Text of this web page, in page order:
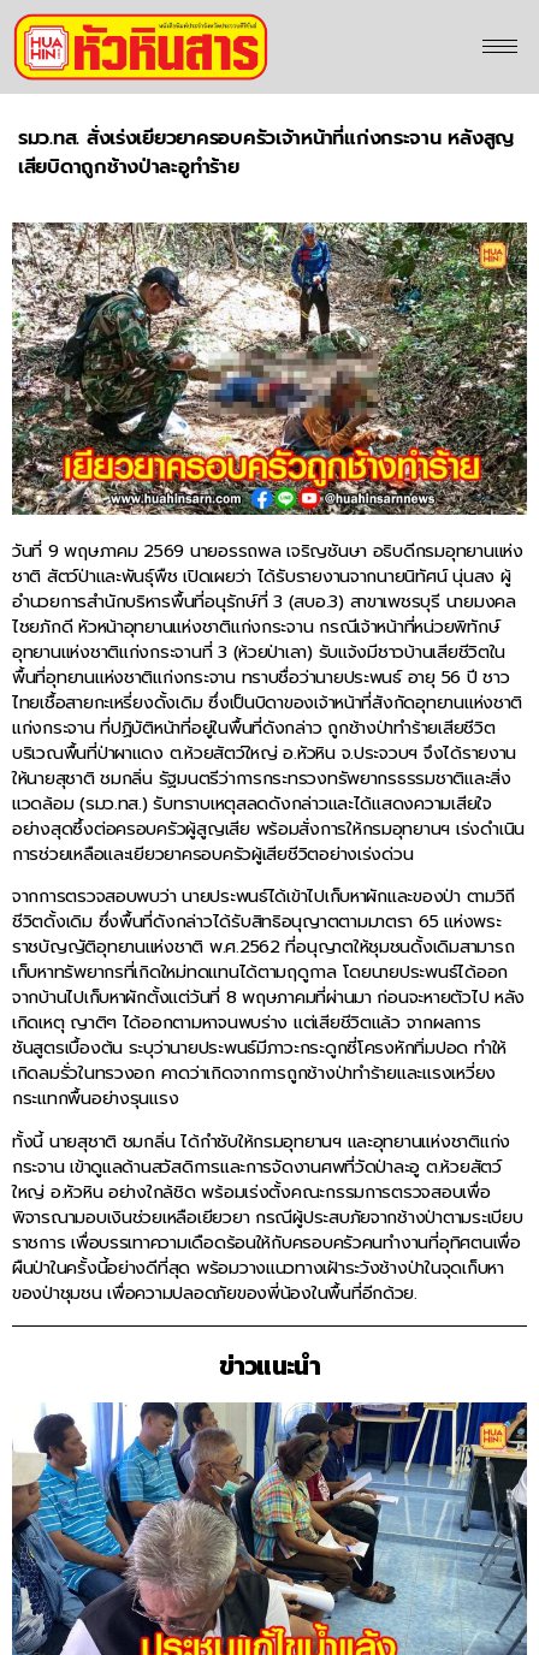
รมว.ทส. สั่งเร่งเยียวยาครอบครัวเจ้าหน้าที่แก่งกระจาน หลังสูญ
เสียบิดาถูกช้างป่าละอูทำร้าย
วันที่ 9 พฤษภาคม 2569 นายอรรถพล เจริญชันษา อธิบดีกรมอุทยานแห่ง
ชาติ สัตว์ป่าและพันธุ์พืช เปิดเผยว่า ได้รับรายงานจากนายนิทัศน์ นุ่นสง ผู้
อำนวยการสำนักบริหารพื้นที่อนุรักษ์ที่ 3 (สบอ.3) สาขาเพชรบุรี นายมงคล
ไชยภักดี หัวหน้าอุทยานแห่งชาติแก่งกระจาน กรณีเจ้าหน้าที่หน่วยพิทักษ์
อุทยานแห่งชาติแก่งกระจานที่ 3 (ห้วยป่าเลา) รับแจ้งมีชาวบ้านเสียชีวิตใน
พื้นที่อุทยานแห่งชาติแก่งกระจาน ทราบชื่อว่านายประพนธ์ อายุ 56 ปี ชาว
ไทยเชื้อสายกะเหรี่ยงดั้งเดิม ซึ่งเป็นบิดาของเจ้าหน้าที่สังกัดอุทยานแห่งชาติ
แก่งกระจาน ที่ปฏิบัติหน้าที่อยู่ในพื้นที่ดังกล่าว ถูกช้างป่าทำร้ายเสียชีวิต
บริเวณพื้นที่ป่าผาแดง ต.ห้วยสัตว์ใหญ่ อ.หัวหิน จ.ประจวบฯ จึงได้รายงาน
ให้นายสุชาติ ชมกลิ่น รัฐมนตรีว่าการกระทรวงทรัพยากรธรรมชาติและสิ่ง
แวดล้อม (รมว.ทส.) รับทราบเหตุสลดดังกล่าวและได้แสดงความเสียใจ
อย่างสุดซึ้งต่อครอบครัวผู้สูญเสีย พร้อมสั่งการให้กรมอุทยานฯ เร่งดำเนิน
การช่วยเหลือและเยียวยาครอบครัวผู้เสียชีวิตอย่างเร่งด่วน
จากการตรวจสอบพบว่า นายประพนธ์ได้เข้าไปเก็บหาผักและของป่า ตามวิถี
ชีวิตดั้งเดิม ซึ่งพื้นที่ดังกล่าวได้รับสิทธิอนุญาตตามมาตรา 65 แห่งพระ
ราชบัญญัติอุทยานแห่งชาติ พ.ศ.2562 ที่อนุญาตให้ชุมชนดั้งเดิมสามารถ
เก็บหาทรัพยากรที่เกิดใหม่ทดแทนได้ตามฤดูกาล โดยนายประพนธ์ได้ออก
จากบ้านไปเก็บหาผักตั้งแต่วันที่ 8 พฤษภาคมที่ผ่านมา ก่อนจะหายตัวไป หลัง
เกิดเหตุ ญาติๆ ได้ออกตามหาจนพบร่าง แต่เสียชีวิตแล้ว จากผลการ
ชันสูตรเบื้องต้น ระบุว่านายประพนธ์มีภาวะกระดูกซี่โครงหักทิ่มปอด ทำให้
เกิดลมรั่วในทรวงอก คาดว่าเกิดจากการถูกช้างป่าทำร้ายและแรงเหวี่ยง
กระแทกพื้นอย่างรุนแรง
ทั้งนี้ นายสุชาติ ชมกลิ่น ได้กำชับให้กรมอุทยานฯ และอุทยานแห่งชาติแก่ง
กระจาน เข้าดูแลด้านสวัสดิการและการจัดงานศพที่วัดป่าละอู ต.ห้วยสัตว์
ใหญ่ อ.หัวหิน อย่างใกล้ชิด พร้อมเร่งตั้งคณะกรรมการตรวจสอบเพื่อ
พิจารณามอบเงินช่วยเหลือเยียวยา กรณีผู้ประสบภัยจากช้างป่าตามระเบียบ
ราชการ เพื่อบรรเทาความเดือดร้อนให้กับครอบครัวคนทำงานที่อุทิศตนเพื่อ
ผืนป่าในครั้งนี้อย่างดีที่สุด พร้อมวางแนวทางเฝ้าระวังช้างป่าในจุดเก็บหา
ของป่าชุมชน เพื่อความปลอดภัยของพี่น้องในพื้นที่อีกด้วย.
ข่าวแนะนำ